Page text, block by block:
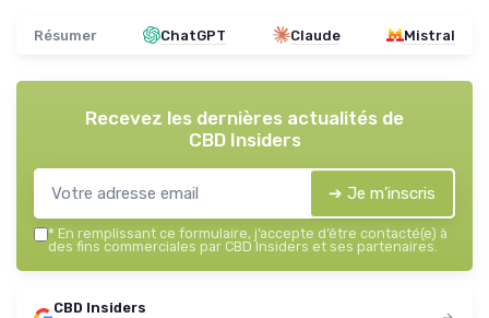
Résumer ChatGPT Claude Mistral
Recevez les dernières actualités de
CBD Insiders
➔ Je m'inscris
* En remplissant ce formulaire, j’accepte d’être contacté(e) à
des fins commerciales par CBD Insiders et ses partenaires.
CBD Insiders